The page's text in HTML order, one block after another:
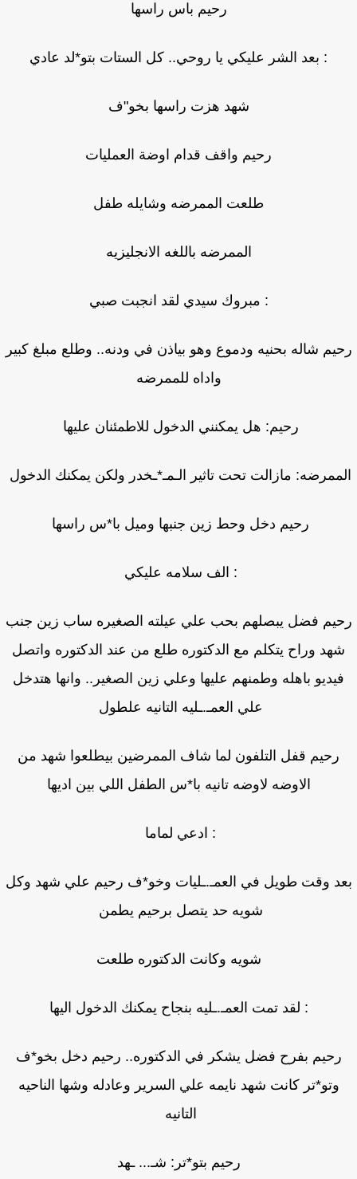
رحيم باس راسها
: بعد الشر عليكي يا روحي.. كل الستات بتو*لد عادي
شهد هزت راسها بخو"ف
رحيم واقف قدام اوضة العمليات
طلعت الممرضه وشايله طفل
الممرضه باللغه الانجليزيه
: مبروك سيدي لقد انجبت صبي
شاله بحنيه ودموع وهو بياذن في ودنه.. وطلع مبلغ كبير
واداه للممرضه
رحيم: هل يمكنني الدخول للاطمئنان عليها
مازالت تحت تاثير الـمـ*ـخدر ولكن يمكنك الدخول
رحيم دخل وحط زين جنبها وميل با*س راسها
: الف سلامه عليكي
فضل يبصلهم بحب علي عيلته الصغيره ساب زين جنب
وراح يتكلم مع الدكتوره طلع من عند الدكتوره واتصل
باهله وطمنهم عليها وعلي زين الصغير.. وانها هتدخل
علي العمـ.ـليه التانيه علطول
رحيم قفل التلفون لما شاف الممرضين بيطلعوا شهد من
الاوضه لاوضه تانيه با*س الطفل اللي بين اديها
: ادعي لماما
وقت طويل في العمـ.ـليات وخو*ف رحيم علي شهد وكل
شويه حد يتصل برحيم يطمن
شويه وكانت الدكتوره طلعت
: لقد تمت العمـ.ـليه بنجاح يمكنك الدخول اليها
رحيم بفرح فضل يشكر في الدكتوره.. رحيم دخل بخو*ف
وتو*تر كانت شهد نايمه علي السرير وعادله وشها الناحيه
التانيه
رحيم بتو*تر: شـ... ـهد